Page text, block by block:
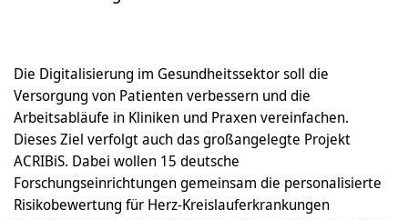
Die Digitalisierung im Gesundheitssektor soll die
Versorgung von Patienten verbessern und die
Arbeitsabläufe in Kliniken und Praxen vereinfachen.
Dieses Ziel verfolgt auch das großangelegte Projekt
ACRIBiS. Dabei wollen 15 deutsche
Forschungseinrichtungen gemeinsam die personalisierte
Risikobewertung für Herz-Kreislauferkrankungen